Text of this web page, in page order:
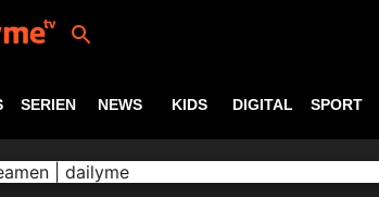
SERIEN NEWS KIDS DIGITAL SPORT